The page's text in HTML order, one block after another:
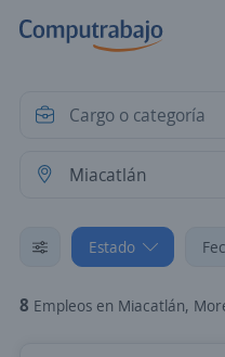
Estado
8 Empleos en Miacatlán,